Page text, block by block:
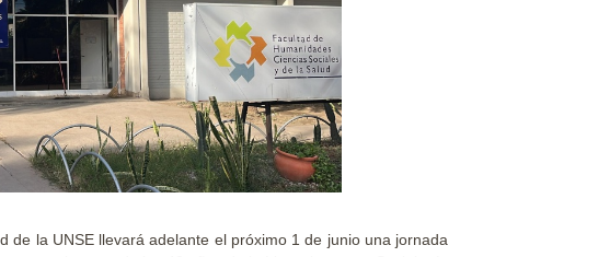
de la UNSE llevará adelante el próximo 1 de junio una jornada